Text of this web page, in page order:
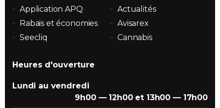
Application APQ
Actualités
Rabais et économies
Avisarex
Seecliq
Cannabis
Heures d'ouverture
Lundi au vendredi
9h00 — 12h00 et 13h00 — 17h00